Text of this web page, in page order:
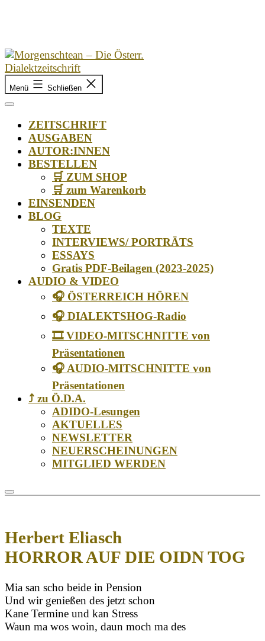
Morgenschtean
–
Die
Österr.
Dialektzeitschrift
Menü Schließen
ZEITSCHRIFT
AUSGABEN
AUTOR:INNEN
BESTELLEN
🛒 ZUM SHOP
🛒 zum Warenkorb
EINSENDEN
BLOG
TEXTE
INTERVIEWS/ PORTRÄTS
ESSAYS
Gratis PDF-Beilagen (2023-2025)
AUDIO & VIDEO
🎧 ÖSTERREICH HÖREN
🎧 DIALEKTSHOG-Radio
🎞️ VIDEO-MITSCHNITTE von
Präsentationen
🎧 AUDIO-MITSCHNITTE von
Präsentationen
⤴️ zu Ö.D.A.
ADIDO-Lesungen
AKTUELLES
NEWSLETTER
NEUERSCHEINUNGEN
MITGLIED WERDEN
Herbert Eliasch
HORROR AUF DIE OIDN TOG
Mia san scho beide in Pension
Und wir genießen des jetzt schon
Kane Termine und kan Stress
Waun ma wos woin, daun moch ma des